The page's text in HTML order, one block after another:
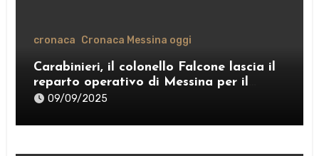
cronaca Cronaca Messina oggi
Carabinieri, il colonello Falcone lascia il
reparto operativo di Messina per il
comando provinciale di Como
09/09/2025